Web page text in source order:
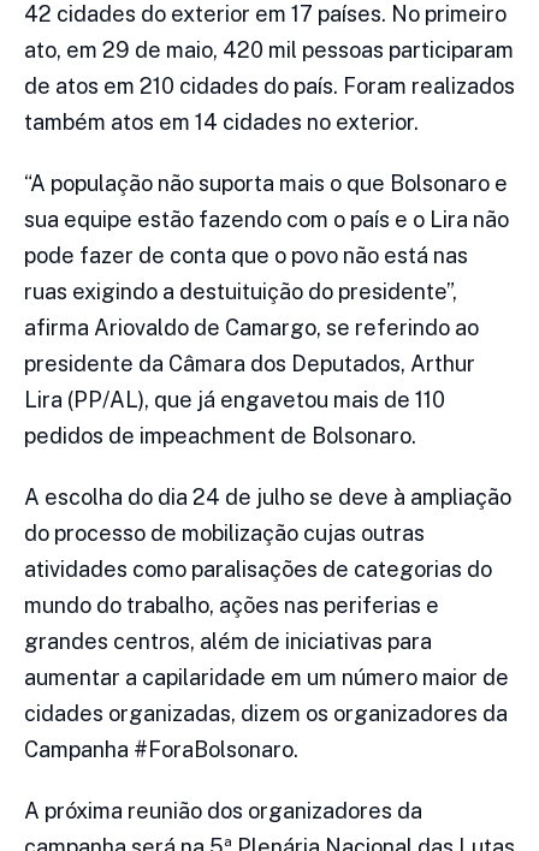
42 cidades do exterior em 17 países. No primeiro
ato, em 29 de maio, 420 mil pessoas participaram
de atos em 210 cidades do país. Foram realizados
também atos em 14 cidades no exterior.
“A população não suporta mais o que Bolsonaro e
sua equipe estão fazendo com o país e o Lira não
pode fazer de conta que o povo não está nas
ruas exigindo a destuituição do presidente”,
afirma Ariovaldo de Camargo, se referindo ao
presidente da Câmara dos Deputados, Arthur
Lira (PP/AL), que já engavetou mais de 110
pedidos de impeachment de Bolsonaro.
A escolha do dia 24 de julho se deve à ampliação
do processo de mobilização cujas outras
atividades como paralisações de categorias do
mundo do trabalho, ações nas periferias e
grandes centros, além de iniciativas para
aumentar a capilaridade em um número maior de
cidades organizadas, dizem os organizadores da
Campanha #ForaBolsonaro.
A próxima reunião dos organizadores da